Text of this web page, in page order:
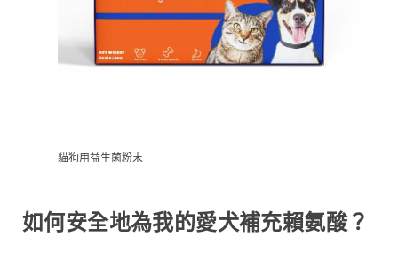
貓狗用益生菌粉末
如何安全地為我的愛犬補充賴氨酸？